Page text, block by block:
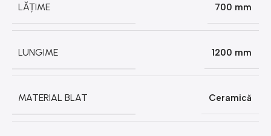
LĂȚIME 700 mm
LUNGIME 1200 mm
MATERIAL BLAT Ceramică